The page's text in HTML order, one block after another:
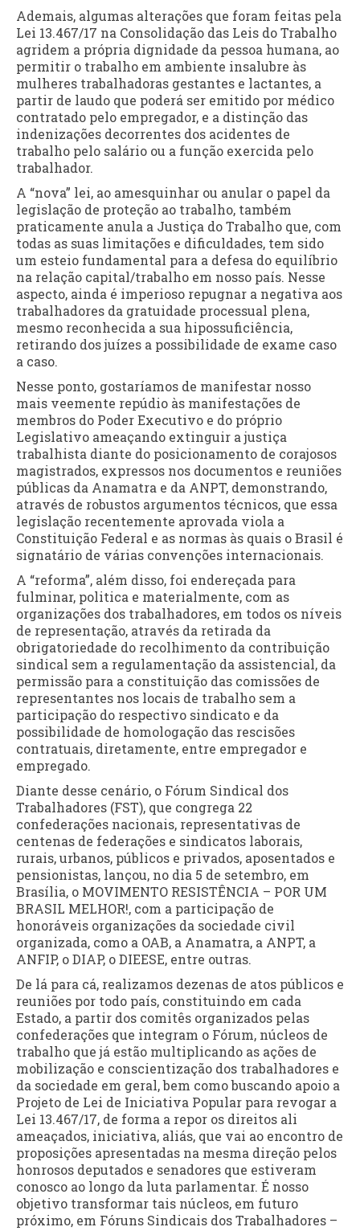
Ademais, algumas alterações que foram feitas pela
Lei 13.467/17 na Consolidação das Leis do Trabalho
agridem a própria dignidade da pessoa humana, ao
permitir o trabalho em ambiente insalubre às
mulheres trabalhadoras gestantes e lactantes, a
partir de laudo que poderá ser emitido por médico
contratado pelo empregador, e a distinção das
indenizações decorrentes dos acidentes de
trabalho pelo salário ou a função exercida pelo
trabalhador.
A “nova” lei, ao amesquinhar ou anular o papel da
legislação de proteção ao trabalho, também
praticamente anula a Justiça do Trabalho que, com
todas as suas limitações e dificuldades, tem sido
um esteio fundamental para a defesa do equilíbrio
na relação capital/trabalho em nosso país. Nesse
aspecto, ainda é imperioso repugnar a negativa aos
trabalhadores da gratuidade processual plena,
mesmo reconhecida a sua hipossuficiência,
retirando dos juízes a possibilidade de exame caso
a caso.
Nesse ponto, gostaríamos de manifestar nosso
mais veemente repúdio às manifestações de
membros do Poder Executivo e do próprio
Legislativo ameaçando extinguir a justiça
trabalhista diante do posicionamento de corajosos
magistrados, expressos nos documentos e reuniões
públicas da Anamatra e da ANPT, demonstrando,
através de robustos argumentos técnicos, que essa
legislação recentemente aprovada viola a
Constituição Federal e as normas às quais o Brasil é
signatário de várias convenções internacionais.
A “reforma”, além disso, foi endereçada para
fulminar, politica e materialmente, com as
organizações dos trabalhadores, em todos os níveis
de representação, através da retirada da
obrigatoriedade do recolhimento da contribuição
sindical sem a regulamentação da assistencial, da
permissão para a constituição das comissões de
representantes nos locais de trabalho sem a
participação do respectivo sindicato e da
possibilidade de homologação das rescisões
contratuais, diretamente, entre empregador e
empregado.
Diante desse cenário, o Fórum Sindical dos
Trabalhadores (FST), que congrega 22
confederações nacionais, representativas de
centenas de federações e sindicatos laborais,
rurais, urbanos, públicos e privados, aposentados e
pensionistas, lançou, no dia 5 de setembro, em
Brasília, o MOVIMENTO RESISTÊNCIA – POR UM
BRASIL MELHOR!, com a participação de
honoráveis organizações da sociedade civil
organizada, como a OAB, a Anamatra, a ANPT, a
ANFIP, o DIAP, o DIEESE, entre outras.
De lá para cá, realizamos dezenas de atos públicos e
reuniões por todo país, constituindo em cada
Estado, a partir dos comitês organizados pelas
confederações que integram o Fórum, núcleos de
trabalho que já estão multiplicando as ações de
mobilização e conscientização dos trabalhadores e
da sociedade em geral, bem como buscando apoio a
Projeto de Lei de Iniciativa Popular para revogar a
Lei 13.467/17, de forma a repor os direitos ali
ameaçados, iniciativa, aliás, que vai ao encontro de
proposições apresentadas na mesma direção pelos
honrosos deputados e senadores que estiveram
conosco ao longo da luta parlamentar. É nosso
objetivo transformar tais núcleos, em futuro
próximo, em Fóruns Sindicais dos Trabalhadores –